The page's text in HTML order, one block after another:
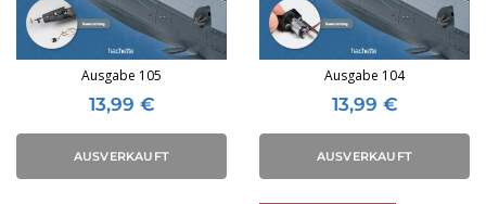
Ausgabe 105
13,99 €
AUSVERKAUFT
Ausgabe 104
13,99 €
AUSVERKAUFT